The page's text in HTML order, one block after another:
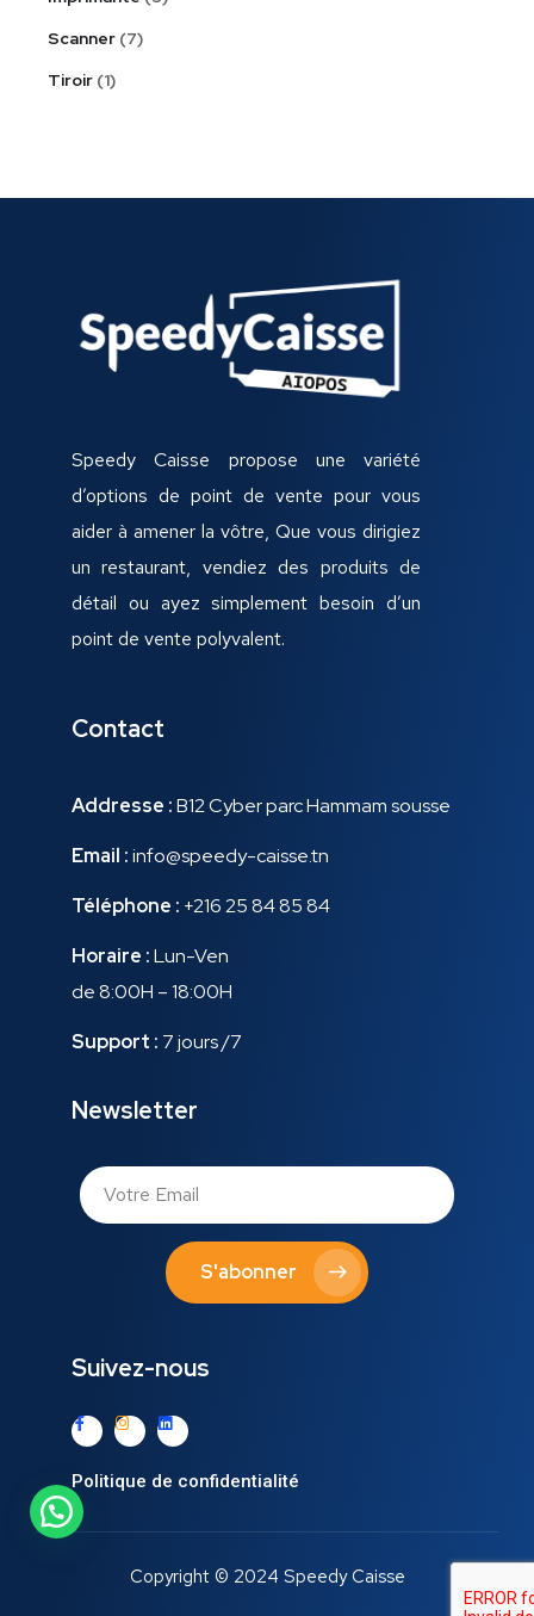
Scanner 7
Tiroir 1
Speedy Caisse propose une variété
d’options de point de vente pour vous
aider à amener la vôtre, Que vous dirigiez
un restaurant, vendiez des produits de
détail ou ayez simplement besoin d’un
point de vente polyvalent.
Contact
Addresse :B12 Cyber parc Hammam sousse
Email :info@speedy-caisse.tn
Téléphone : +216 25 84 85 84
Horaire :Lun-Ven
de 8:00H – 18:00H
Support : 7 jours /7
Newsletter
S'abonner
Suivez-nous
Politique de confidentialité
Copyright © 2024 Speedy Caisse